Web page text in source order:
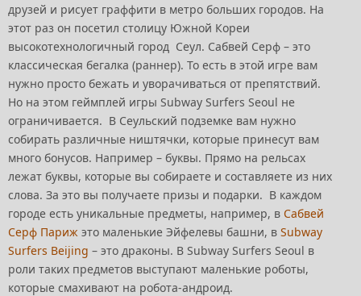
друзей и рисует граффити в метро больших городов. На
этот раз он посетил столицу Южной Кореи
высокотехнологичный город Сеул. Сабвей Серф – это
классическая бегалка (раннер). То есть в этой игре вам
нужно просто бежать и уворачиваться от препятствий.
Но на этом геймплей игры Subway Surfers Seoul не
ограничивается. В Сеульский подземке вам нужно
собирать различные ништячки, которые принесут вам
много бонусов. Например – буквы. Прямо на рельсах
лежат буквы, которые вы собираете и составляете из них
слова. За это вы получаете призы и подарки. В каждом
городе есть уникальные предметы, например, в Сабвей
Серф Париж это маленькие Эйфелевы башни, в Subway
Surfers Beijing – это драконы. В Subway Surfers Seoul в
роли таких предметов выступают маленькие роботы,
которые смахивают на робота-андроид.